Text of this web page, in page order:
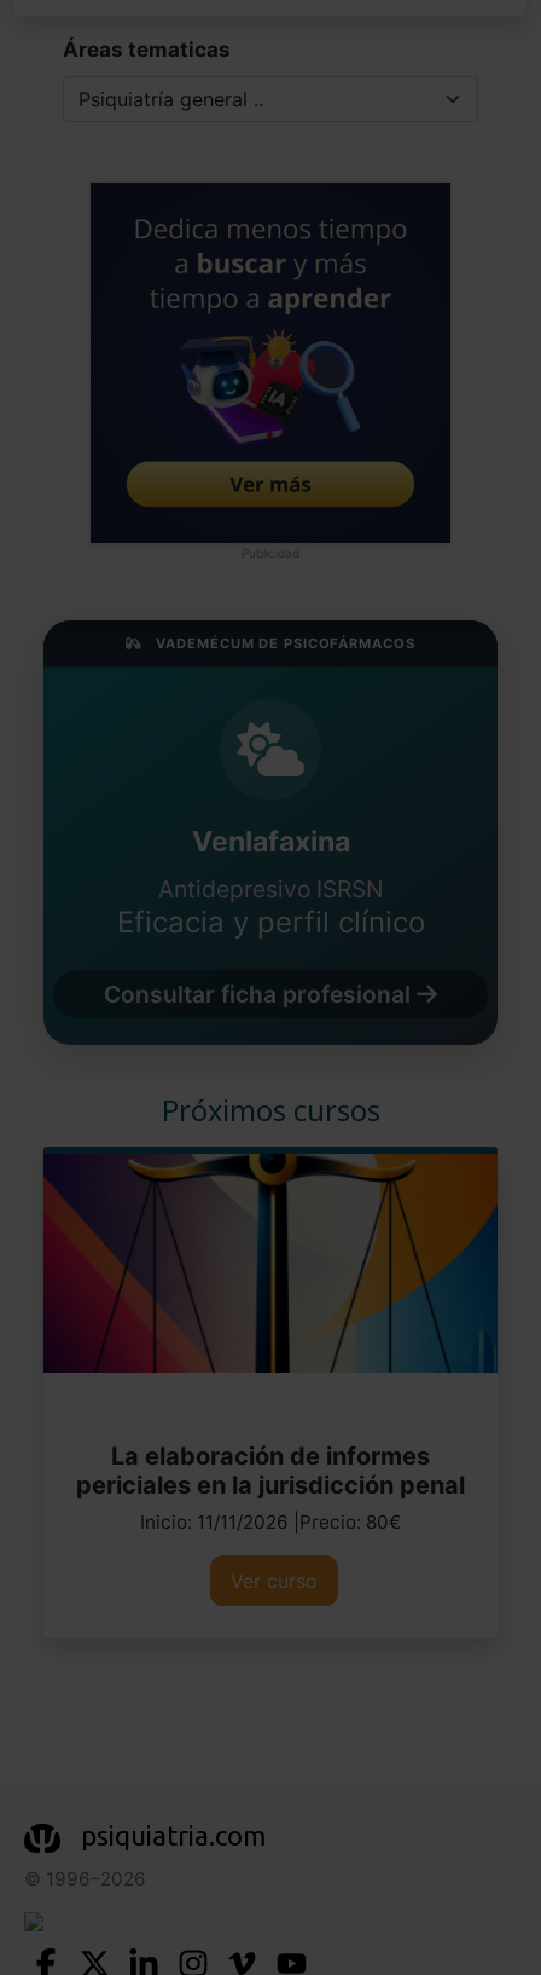
Áreas tematicas
Publicidad
VADEMÉCUM DE PSICOFÁRMACOS
Venlafaxina
Antidepresivo ISRSN
Eficacia y perfil clínico
Consultar ficha profesional
Próximos cursos
La elaboración de informes
periciales en la jurisdicción penal
Inicio: 11/11/2026 |Precio: 80€
Ver curso
psiquiatria.com
© 1996–2026